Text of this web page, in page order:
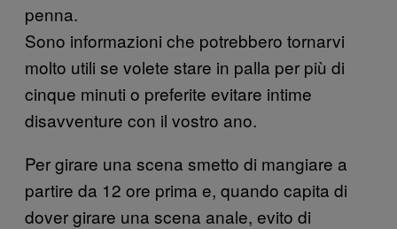
penna.
Sono informazioni che potrebbero tornarvi
molto utili se volete stare in palla per più di
cinque minuti o preferite evitare intime
disavventure con il vostro ano.
Per girare una scena smetto di mangiare a
partire da 12 ore prima e, quando capita di
dover girare una scena anale, evito di